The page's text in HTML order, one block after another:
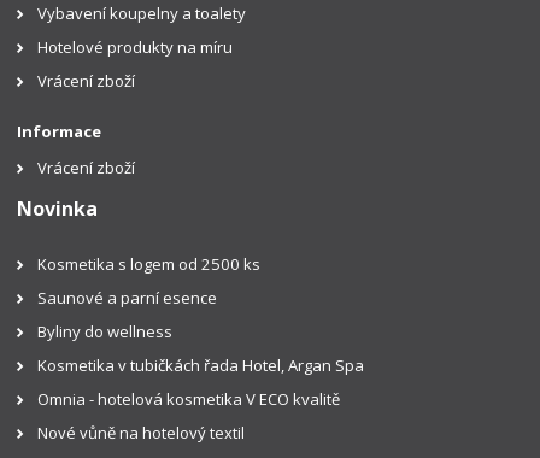
Vybavení koupelny a toalety
Hotelové produkty na míru
Vrácení zboží
Informace
Vrácení zboží
Novinka
Kosmetika s logem od 2500 ks
Saunové a parní esence
Byliny do wellness
Kosmetika v tubičkách řada Hotel, Argan Spa
Omnia - hotelová kosmetika V ECO kvalitě
Nové vůně na hotelový textil